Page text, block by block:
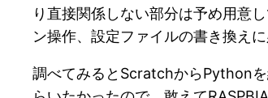
り直接関係しない部分は予め用意
ン操作、設定ファイルの書き換え
調べてみるとScratchからPython